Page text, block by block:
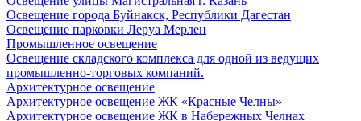
Освещение города Буйнакск, Республики Дагестан
Освещение парковки Леруа Мерлен
Промышленное освещение
Освещение складского комплекса для одной из ведущих
промышленно-торговых компаний.
Архитектурное освещение
Архитектурное освещение ЖК «Красные Челны»
Архитектурное освещение ЖК в Набережных Челнах